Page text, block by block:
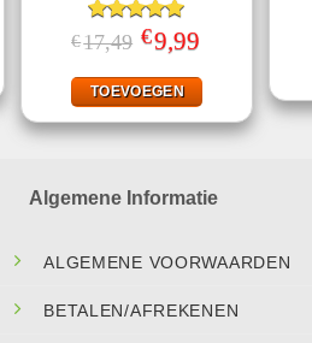
Gewaardeerd
5.00uit 5
€17,49 Oorspronkelijke
prijs
€17,49.
€9,99Huidige
€9,99.
TOEVOEGEN
Algemene Informatie
ALGEMENE VOORWAARDEN
BETALEN/AFREKENEN